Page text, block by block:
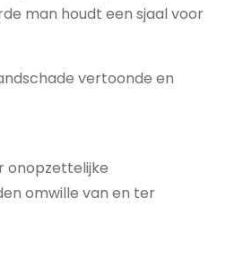
man houdt een sjaal voor
vertoonde en
onopzettelijke
omwille van en ter